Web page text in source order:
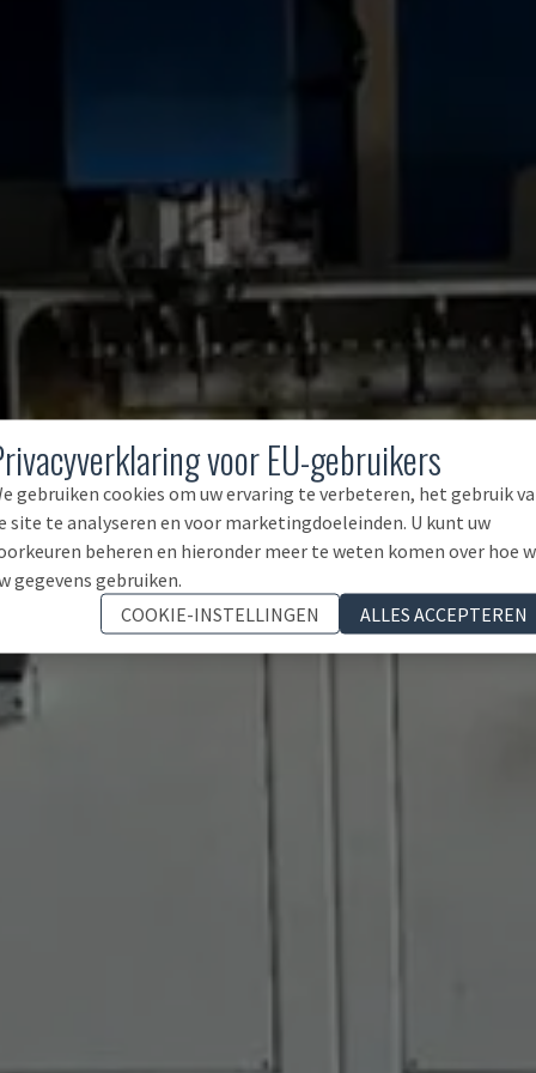
voor EU-gebruikers
gebruiken cookies om uw ervaring te verbeteren, het gebruik
site te analyseren en voor marketingdoeleinden. U kunt uw
beheren en hieronder meer te weten komen over hoe
gegevens gebruiken.
COOKIE-INSTELLINGEN
ALLES ACCEPTEREN